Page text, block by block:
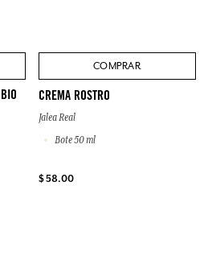
COMPRAR
CREMA ROSTRO
Jalea Real
Bote 50 ml
$ 58.00